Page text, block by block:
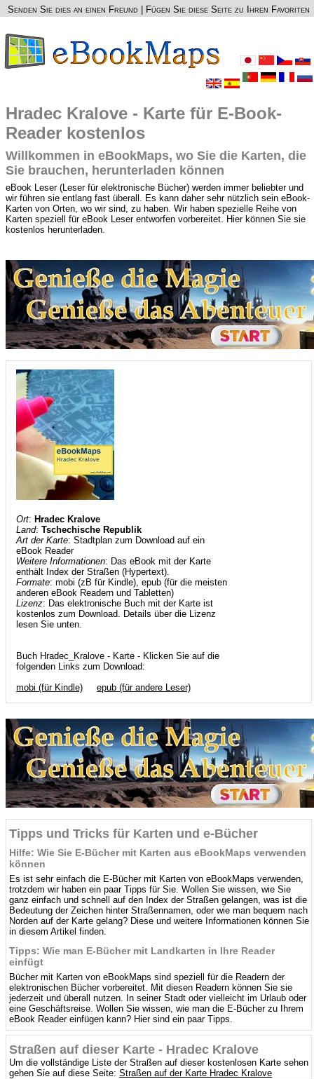
Senden Sie dies an einen Freund Fügen Sie diese Seite zu Ihren Favoriten
Hradec Kralove - Karte für E-Book-
Reader kostenlos
Willkommen in eBookMaps, wo Sie die Karten, die
Sie brauchen, herunterladen können
eBook Leser (Leser für elektronische Bücher) werden immer beliebter und
wir führen sie entlang fast überall. Es kann daher sehr nützlich sein eBook-
Karten von Orten, wo wir sind, zu haben. Wir haben spezielle Reihe von
Karten speziell für eBook Leser entworfen vorbereitet. Hier können Sie sie
kostenlos herunterladen.
Ort: Hradec Kralove
Land:Tschechische Republik
Art der Karte: Stadtplan zum Download auf ein
eBook Reader
Weitere Informationen: Das eBook mit der Karte
enthält Index der Straßen (Hypertext).
Formate: mobi (zB für Kindle), epub (für die meisten
anderen eBook Readern und Tabletten)
Lizenz: Das elektronische Buch mit der Karte ist
kostenlos zum Download. Details über die Lizenz
lesen Sie unten.
Buch Hradec_Kralove - Karte - Klicken Sie auf die
folgenden Links zum Download:
mobi (für Kindle)
epub (für andere Leser)
Tipps und Tricks für Karten und e-Bücher
Hilfe: Wie Sie E-Bücher mit Karten aus eBookMaps verwenden
können
Es ist sehr einfach die E-Bücher mit Karten von eBookMaps verwenden,
trotzdem wir haben ein paar Tipps für Sie. Wollen Sie wissen, wie Sie
ganz einfach und schnell auf den Index der Straßen gelangen, was ist die
Bedeutung der Zeichen hinter Straßennamen, oder wie man bequem nach
Norden auf der Karte gelang? Diese und weitere Informationen können Sie
in diesem Artikel finden.
Tipps: Wie man E-Bücher mit Landkarten in Ihre Reader
einfügt
Bücher mit Karten von eBookMaps sind speziell für die Readern der
elektronischen Bücher vorbereitet. Mit diesen Readern können Sie sie
jederzeit und überall nutzen. In seiner Stadt oder vielleicht im Urlaub oder
eine Geschäftsreise. Wollen Sie wissen, wie man die E-Bücher zu Ihrem
eBook Reader einfügen kann? Hier sind ein paar Tipps.
Straßen auf dieser Karte - Hradec Kralove
Um die vollständige Liste der Straßen auf dieser kostenlosen Karte sehen
gehen Sie auf diese Seite:Straßen auf der Karte Hradec Kralove